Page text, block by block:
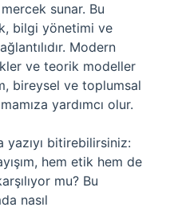
sunar. Bu
bilgi yönetimi ve
Modern
ve teorik modeller
bireysel ve toplumsal
yardımcı olur.
bitirebilirsiniz:
hem etik hem de
mu? Bu
nasıl